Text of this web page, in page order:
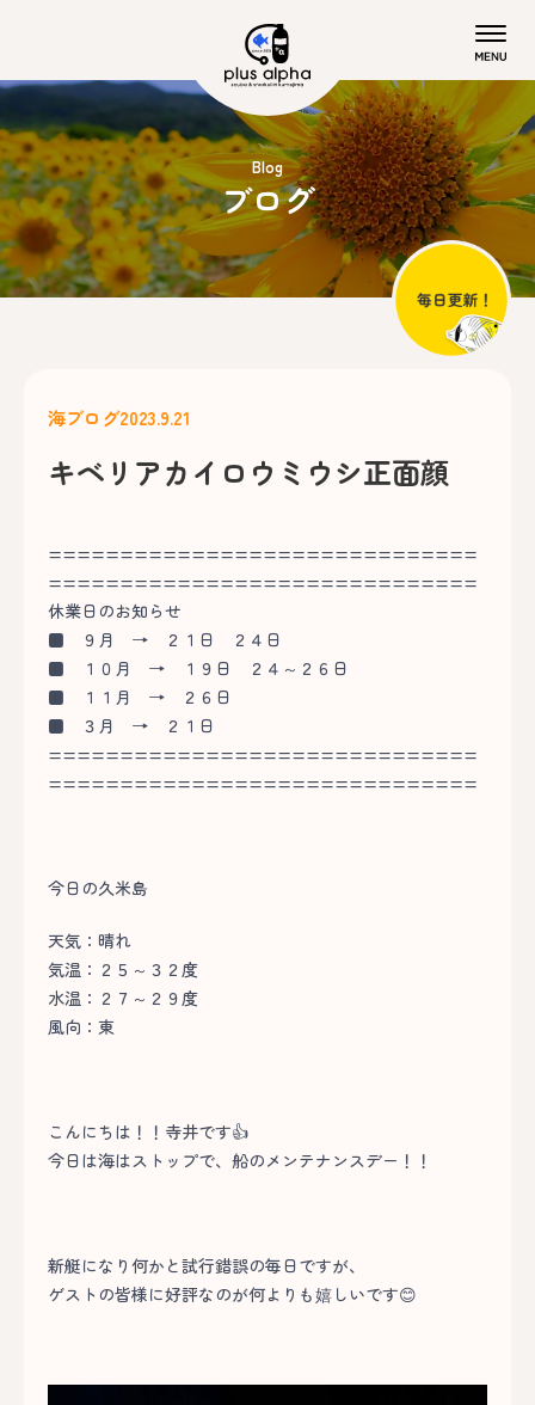
Blog
ブログ
海ブログ2023.9.21
キベリアカイロウミウシ正面顔
==============================
==============================
休業日のお知らせ
■ ９月 → ２１日 ２４日
■ １０月 → １９日 ２４～２６日
■ １１月 → ２６日
■ ３月 → ２１日
==============================
==============================
今日の久米島
天気：晴れ
気温：２５～３２度
水温：２７～２９度
風向：東
こんにちは！！寺井です👍
今日は海はストップで、船のメンテナンスデー！！
新艇になり何かと試行錯誤の毎日ですが、
ゲストの皆様に好評なのが何よりも嬉しいです😊